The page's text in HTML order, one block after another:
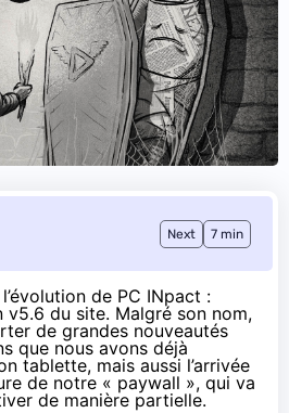
Next 7 min
de PC INpact :
v5.6 du site. Malgré son nom,
de grandes nouveautés
que nous avons déjà
tablette, mais aussi l’arrivée
de notre « paywall », qui va
de manière partielle.